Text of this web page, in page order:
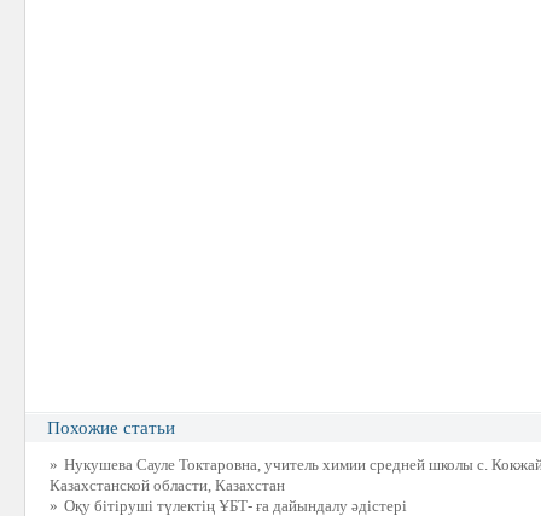
Похожие статьи
» Нукушева Сауле Токтаровна, учитель химии средней школы с.
Казахстанской области, Казахстан
» Оқу бітіруші түлектің ҰБТ- ға дайындалу әдістері